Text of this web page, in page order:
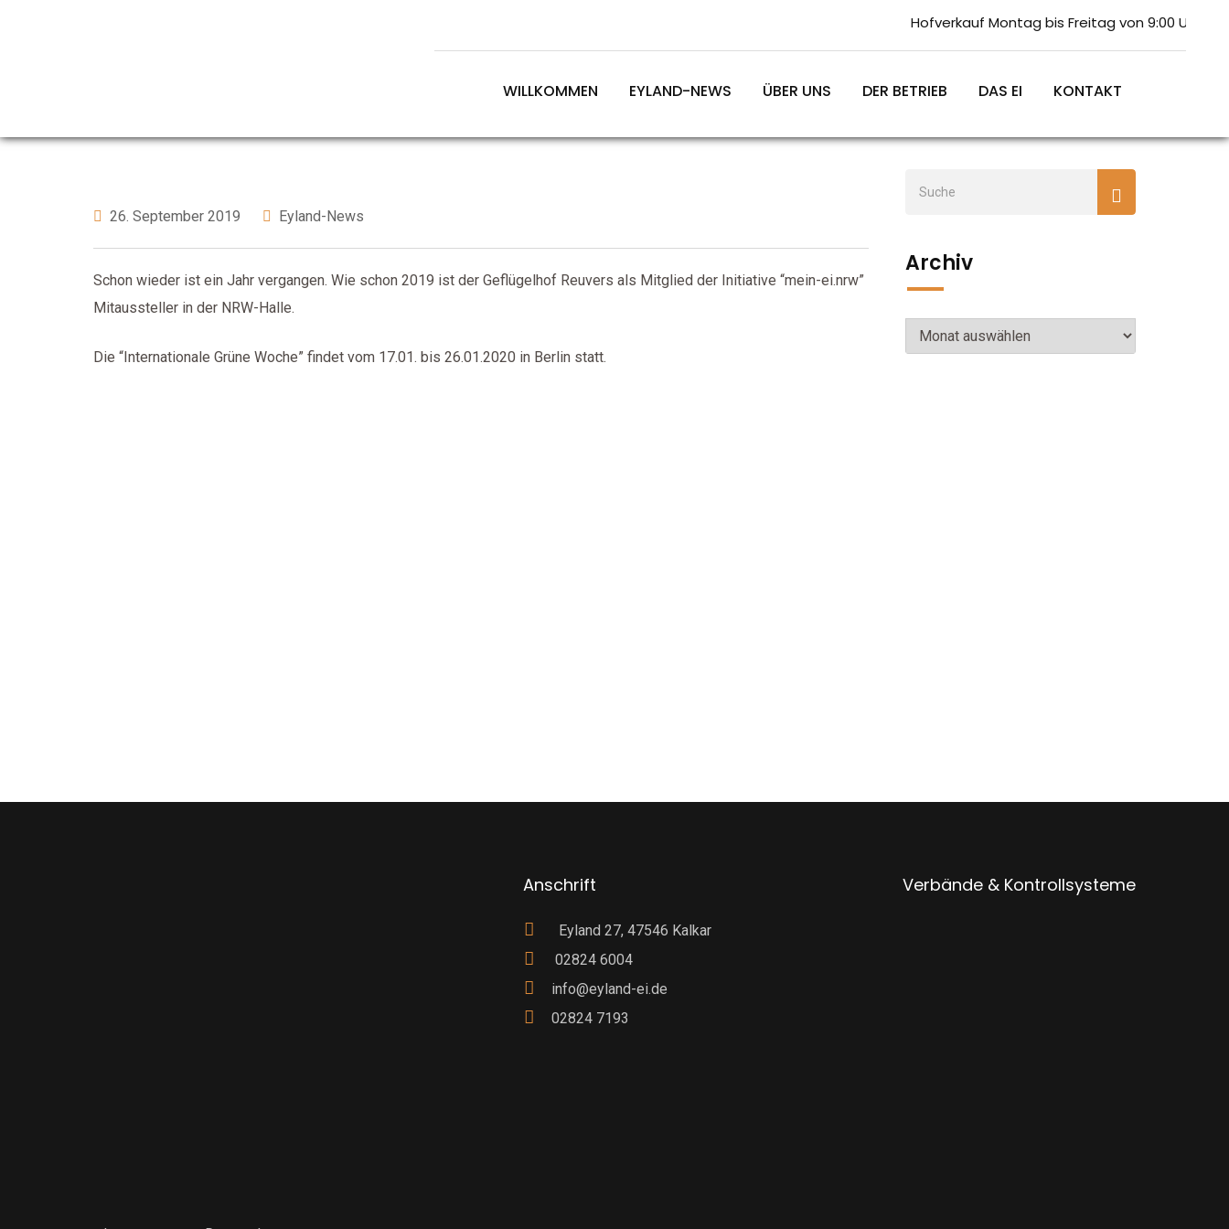
WILLKOMMEN EYLAND-NEWS ÜBER UNS DER BETRIEB DAS EI KONTAKT
Hofverkauf Montag bis Freitag von 9:00 Uhr bis
Für Hühnereier aus NRW auf die “Grüne Woche”
26. September 2019 Eyland-News
Schon wieder ist ein Jahr vergangen. Wie schon 2019 ist der Geflügelhof Reuvers als Mitglied der Initiative “mein-ei.nrw”
Mitaussteller in der NRW-Halle.
Die “Internationale Grüne Woche” findet vom 17.01. bis 26.01.2020 in Berlin statt.
Archiv
Archiv
Anschrift
Eyland 27, 47546 Kalkar
02824 6004
info@eyland-ei.de
02824 7193
Verbände & Kontrollsysteme